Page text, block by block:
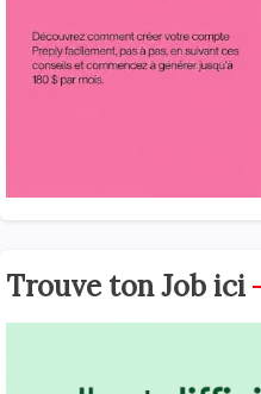
Trouve ton Job ici